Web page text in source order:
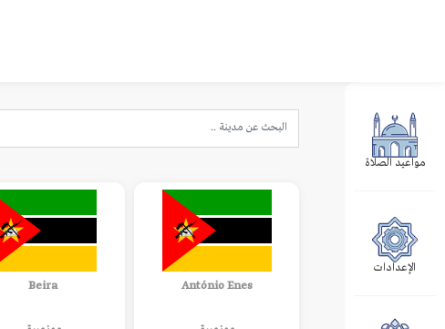
مواعيد الصلاة
الإعدادات
António Enes
Beira